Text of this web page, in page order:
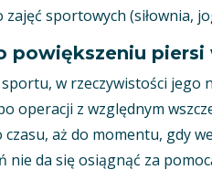
sportowych (siłownia,
powiększeniu
w rzeczywistości jego
operacji z względnym
aż do momentu, gdy
nie da się osiągnąć za